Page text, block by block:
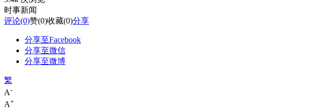
时事新闻
评论(0)赞(0)收藏(0)分享
分享至Facebook
分享至微信
分享至微博
繁
A-
A+